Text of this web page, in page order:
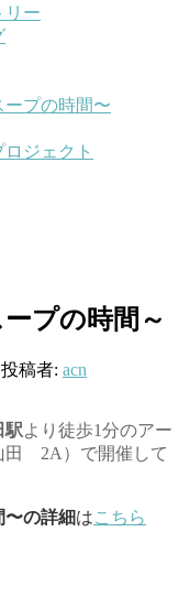
リー
プの時間〜
ジェクト
プの時間～
投稿者: acn
駅より徒歩1分のアー
田 2A）で開催して
の詳細はこちら